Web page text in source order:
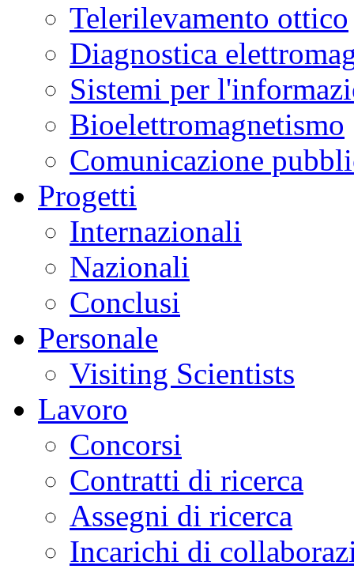
Telerilevamento ottico
Diagnostica
Sistemi per
Bioelettromagnetismo
Comunicazione
Progetti
Internazionali
Nazionali
Conclusi
Personale
Visiting Scientists
Lavoro
Concorsi
Contratti di ricerca
Assegni di ricerca
Incarichi di